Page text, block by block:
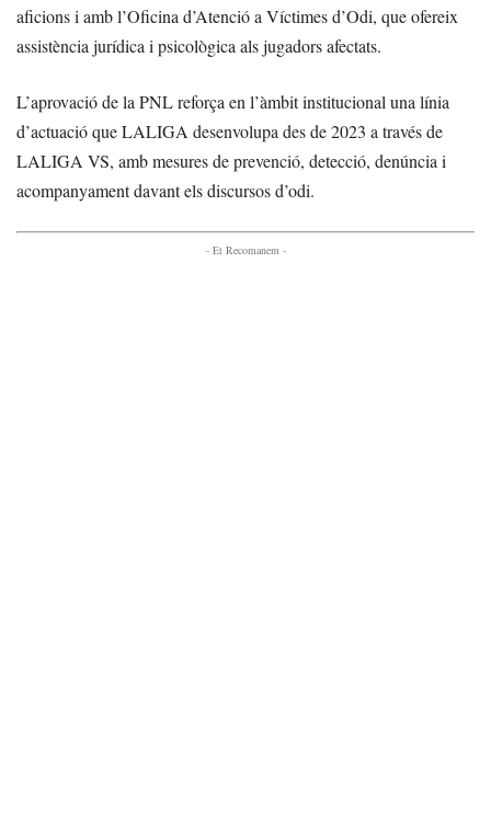
aficions i amb l’Oficina d’Atenció a Víctimes d’Odi, que ofereix
assistència jurídica i psicològica als jugadors afectats.
L’aprovació de la PNL reforça en l’àmbit institucional una línia
d’actuació que LALIGA desenvolupa des de 2023 a través de
LALIGA VS, amb mesures de prevenció, detecció, denúncia i
acompanyament davant els discursos d’odi.
- Et Recomanem -